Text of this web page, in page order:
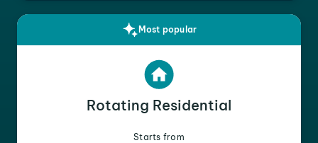
Most popular
Rotating Residential
Starts from